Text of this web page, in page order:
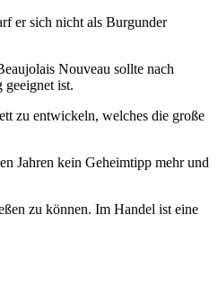
er sich nicht als Burgunder
Nouveau sollte nach
geeignet ist.
zu entwickeln, welches die große
Jahren kein Geheimtipp mehr und
zu können. Im Handel ist eine